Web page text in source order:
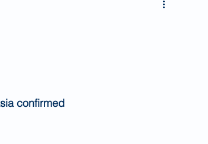
confirmed